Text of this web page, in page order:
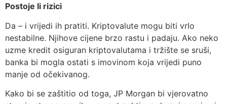
Postoje li rizici
Da – i vrijedi ih pratiti. Kriptovalute mogu biti vrlo
nestabilne. Njihove cijene brzo rastu i padaju. Ako neko
uzme kredit osiguran kriptovalutama i tržište se sruši,
banka bi mogla ostati s imovinom koja vrijedi puno
manje od očekivanog.
Kako bi se zaštitio od toga, JP Morgan bi vjerovatno